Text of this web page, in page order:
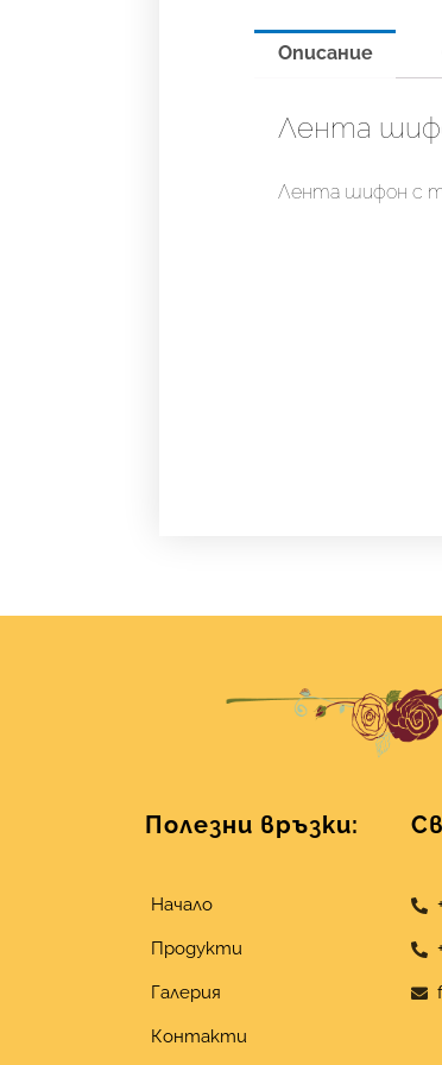
Описание
Лента
Лента шифон с
Полезни връзки:
Начало
Продукти
Галерия
Контакти